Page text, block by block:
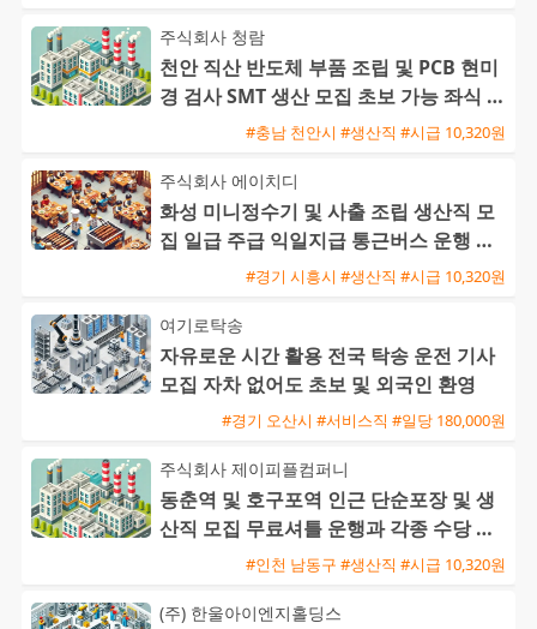
주식회사 청람
천안 직산 반도체 부품 조립 및 PCB 현미
경 검사 SMT 생산 모집 초보 가능 좌식 근
#충남 천안시 #생산직 #시급 10,320원
주식회사 에이치디
화성 미니정수기 및 사출 조립 생산직 모
집 일급 주급 익일지급 통근버스 운행 초
#경기 시흥시 #생산직 #시급 10,320원
여기로탁송
자유로운 시간 활용 전국 탁송 운전 기사
모집 자차 없어도 초보 및 외국인 환영
#경기 오산시 #서비스직 #일당 180,000원
주식회사 제이피플컴퍼니
동춘역 및 호구포역 인근 단순포장 및 생
산직 모집 무료셔틀 운행과 각종 수당 지
#인천 남동구 #생산직 #시급 10,320원
(주) 한울아이엔지홀딩스